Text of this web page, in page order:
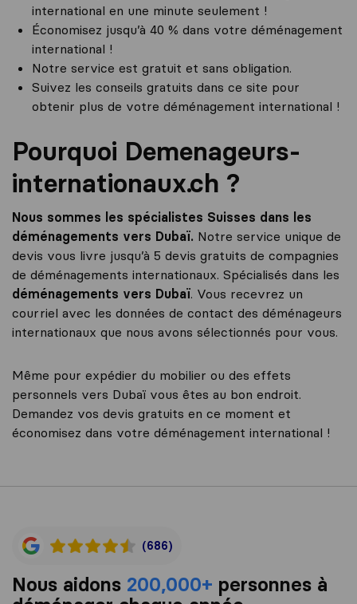
international en une minute seulement !
Économisez jusqu’à 40 % dans votre déménagement
international !
Notre service est gratuit et sans obligation.
Suivez les conseils gratuits dans ce site pour
obtenir plus de votre déménagement international !
Pourquoi Demenageurs-
internationaux.ch ?
Nous sommes les spécialistes Suisses dans les
déménagements vers Dubaï. Notre service unique de
devis vous livre jusqu’à 5 devis gratuits de compagnies
de déménagements internationaux. Spécialisés dans les
déménagements vers Dubaï. Vous recevrez un
courriel avec les données de contact des déménageurs
internationaux que nous avons sélectionnés pour vous.
Même pour expédier du mobilier ou des effets
personnels vers Dubaï vous êtes au bon endroit.
Demandez vos devis gratuits en ce moment et
économisez dans votre déménagement international !
(686)
Nous aidons 200,000+ personnes à